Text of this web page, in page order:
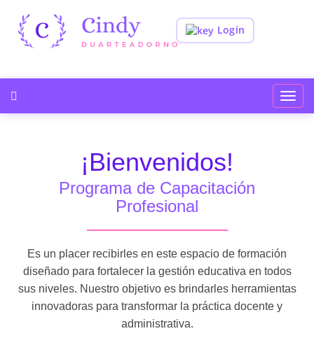
Login
¡Bienvenidos!
Programa de Capacitación
Profesional
Es un placer recibirles en este espacio de formación
diseñado para fortalecer la gestión educativa en todos
sus niveles. Nuestro objetivo es brindarles herramientas
innovadoras para transformar la práctica docente y
administrativa.